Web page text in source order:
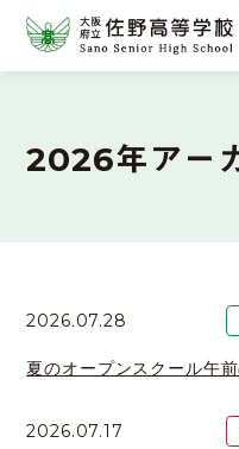
2026年アー
2026.07.28
夏のオープンスクール午
2026.07.17